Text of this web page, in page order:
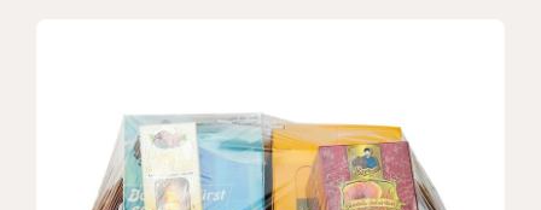
การสั่งซื้อสินค้า